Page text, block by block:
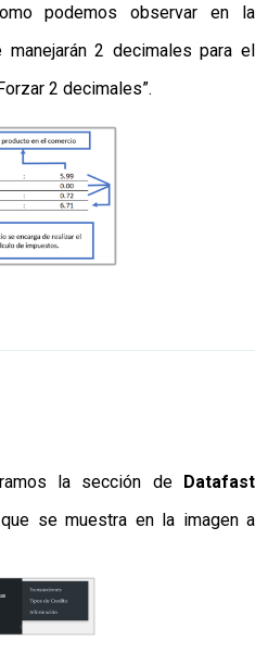
podemos observar en la
2 decimales para el
2 decimales”.
la sección de Datafast
se muestra en la imagen a